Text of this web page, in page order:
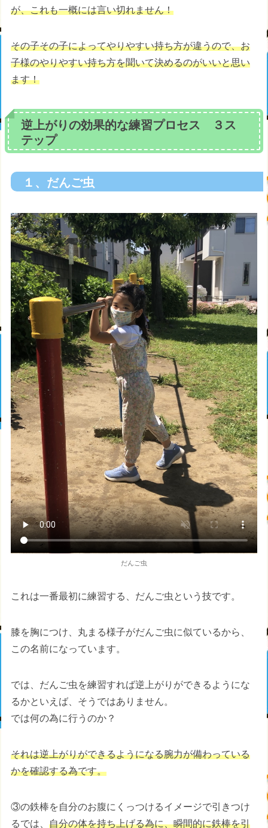
が、これも一概には言い切れません！
その子その子によってやりやすい持ち方が違うので、お
子様のやりやすい持ち方を聞いて決めるのがいいと思い
ます！
逆上がりの効果的な練習プロセス ３ス
テップ
１、だんご虫
だんご虫
これは一番最初に練習する、だんご虫という技です。
膝を胸につけ、丸まる様子がだんご虫に似ているから、
この名前になっています。
では、だんご虫を練習すれば逆上がりができるようにな
るかといえば、そうではありません。
では何の為に行うのか？
それは逆上がりができるようになる腕力が備わっている
かを確認する為です。
③の鉄棒を自分のお腹にくっつけるイメージで引きつけ
るでは、自分の体を持ち上げる為に、瞬間的に鉄棒を引